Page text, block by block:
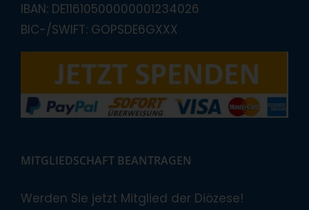
IBAN: DE11610500000001234026
BIC-/SWIFT: GOPSDE6GXXX
MITGLIEDSCHAFT BEANTRAGEN
Werden Sie jetzt Mitglied der Diözese!